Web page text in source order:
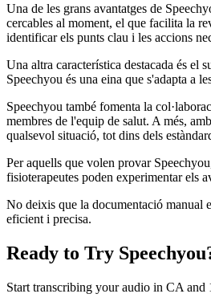
Una de les grans avantatges de
cercables al moment, el que facilita la
identificar els punts clau i les accions
Una altra característica destacada és el
Speechyou és una eina que s'adapta a
Speechyou també fomenta la
membres de l'equip de salut. A més,
qualsevol situació, tot dins dels
Per aquells que volen provar
fisioterapeutes poden experimentar els
No deixis que la documentació manual
eficient i precisa.
Ready to Try
Start transcribing your audio in CA and